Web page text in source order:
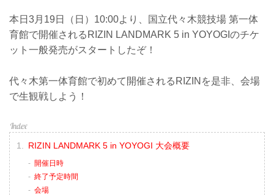
本日3月19日（日）10:00より、国立代々木競技場 第一体
育館で開催されるRIZIN LANDMARK 5 in YOYOGIのチケ
ット一般発売がスタートしたぞ！
代々木第一体育館で初めて開催されるRIZINを是非、会場
で生観戦しよう！
RIZIN LANDMARK 5 in YOYOGI 大会概要
開催日時
終了予定時間
会場